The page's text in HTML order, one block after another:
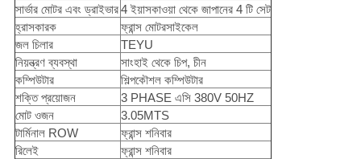
সার্ভার মোটর এবং ড্রাইভার4 ইয়াসকাওয়া থেকে জাপানের 4 টি সেট
হ্রাসকারক
ফ্রান্স মোটরসাইকেল
জল চিলার
TEYU
নিয়ন্ত্রণ ব্যবস্থা
সাংহাই থেকে চিপ, চীন
কম্পিউটার
শিল্পকৌশল কম্পিউটার
শক্তি প্রয়োজন
3 PHASE এসি 380V 50HZ
মোট ওজন
3.05MTS
টার্মিনাল ROW
ফ্রান্স শনিবার
রিলেই
ফ্রান্স শনিবার